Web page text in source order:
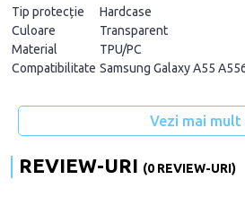
Tip protecție
Hardcase
Culoare
Transparent
Material
TPU/PC
Compatibilitate Samsung Galaxy A55
Vezi mai mult
REVIEW-URI (0 REVIEW-URI)